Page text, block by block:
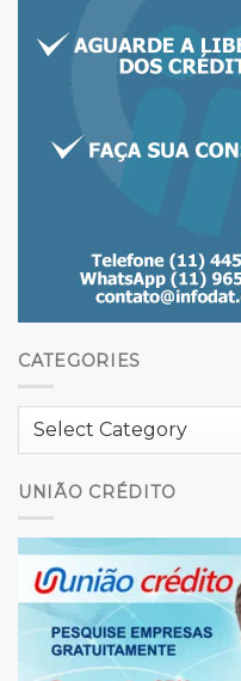
CATEGORIES
UNIÃO CRÉDITO